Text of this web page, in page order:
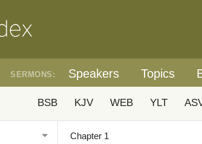
SERMONS: Speakers Topics
BSB KJV WEB YLT